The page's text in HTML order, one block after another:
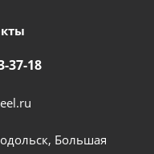
37-18
Большая